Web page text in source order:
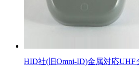
HID社(旧Omni-ID)金属対応